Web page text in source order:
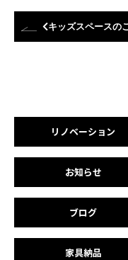
リノベーション
お知らせ
ブログ
家具納品